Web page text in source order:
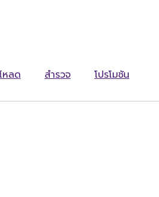
หลด สำรวจ โปรโมชัน